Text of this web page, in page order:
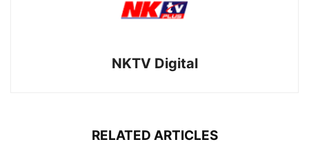
NKTV Digital
RELATED ARTICLES